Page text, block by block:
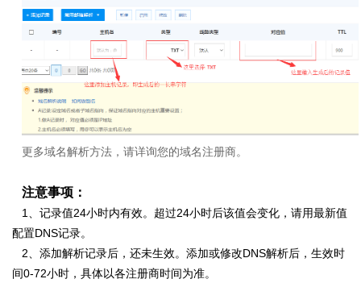
更多域名解析方法，请详询您的域名注册商。
注意事项：
1、记录值24小时内有效。超过24小时后该值会变化，请用最新值
配置DNS记录。
2、添加解析记录后，还未生效。添加或修改DNS解析后，生效时
间0-72小时，具体以各注册商时间为准。